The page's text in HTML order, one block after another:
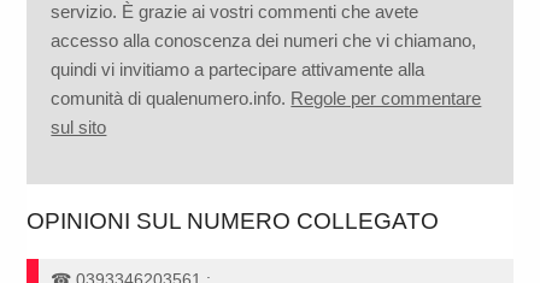
servizio. È grazie ai vostri commenti che avete
accesso alla conoscenza dei numeri che vi chiamano,
quindi vi invitiamo a partecipare attivamente alla
comunità di qualenumero.info. Regole per commentare
sul sito
OPINIONI SUL NUMERO COLLEGATO